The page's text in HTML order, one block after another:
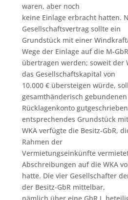
waren, aber noch
keine Einlage erbracht hatten.
Gesellschaftsvertrag sollte ein
Grundstück mit einer
Wege der Einlage auf die M-GbR
übertragen werden; soweit der
das Gesellschaftskapital von
10.000 € übersteigen würde,
gesamthänderisch gebundenen
Rücklagenkonto
entsprechendes Grundstück mit
WKA verfügte die Besitz-GbR,
Rahmen der
Vermietungseinkünfte
Abschreibungen auf die WKA
hatte. Die vier Gesellschafter
der Besitz-GbR mittelbar,